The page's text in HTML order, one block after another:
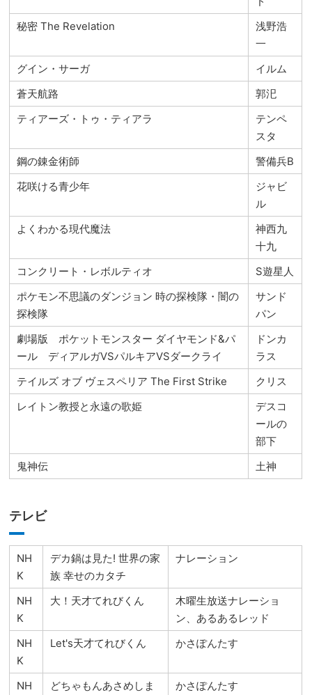
秘密 The Revelation
浅野浩
一
グイン・サーガ
イルム
蒼天航路
郭汜
ティアーズ・トゥ・ティアラ
テンペ
スタ
鋼の錬金術師
警備兵B
花咲ける青少年
ジャビ
ル
よくわかる現代魔法
神西九
十九
コンクリート・レボルティオ
S遊星人
ポケモン不思議のダンジョン 時の探検隊・闇の
探検隊
サンド
パン
劇場版 ポケットモンスター ダイヤモンド&パ
ール ディアルガVSパルキアVSダークライ
ドンカ
ラス
テイルズ オブ ヴェスペリア The First Strike
クリス
レイトン教授と永遠の歌姫
デスコ
ールの
部下
鬼神伝
土神
テレビ
NH
K
デカ鍋は見た! 世界の家
族 幸せのカタチ
ナレーション
NH
K
大！天才てれびくん
木曜生放送ナレーショ
ン、あるあるレッド
NH
K
Let's天才てれびくん かさぽんたす
NH
どちゃもんあさめしま
かさぽんたす